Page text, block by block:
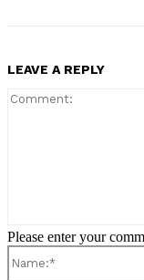
LEAVE A REPLY
Please enter your